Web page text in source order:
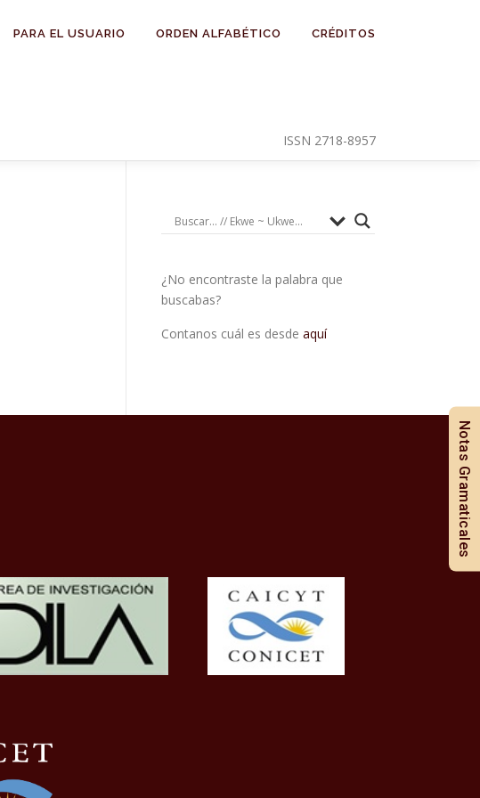
PARA EL USUARIO ORDEN ALFABÉTICO CRÉDITOS
ISSN 2718-8957
¿No encontraste la palabra que
buscabas?
Contanos cuál es desde aquí
Notas Gramaticales